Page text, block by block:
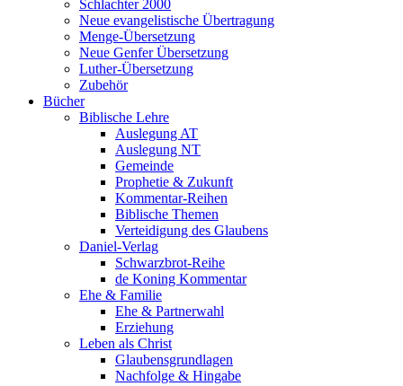
Schlachter 2000
Neue evangelistische Übertragung
Menge-Übersetzung
Neue Genfer Übersetzung
Luther-Übersetzung
Zubehör
Bücher
Biblische Lehre
Auslegung AT
Auslegung NT
Gemeinde
Prophetie & Zukunft
Kommentar-Reihen
Biblische Themen
Verteidigung des Glaubens
Daniel-Verlag
Schwarzbrot-Reihe
de Koning Kommentar
Ehe & Familie
Ehe & Partnerwahl
Erziehung
Leben als Christ
Glaubensgrundlagen
Nachfolge & Hingabe